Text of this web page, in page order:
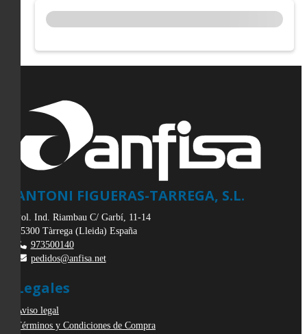
ANTONI FIGUERAS-TARREGA, S.L.
Pol. Ind. Riambau C/ Garbí, 11-14
25300 Tàrrega (Lleida) España
973500140
pedidos@anfisa.net
Legales
Aviso legal
Términos y Condiciones de Compra